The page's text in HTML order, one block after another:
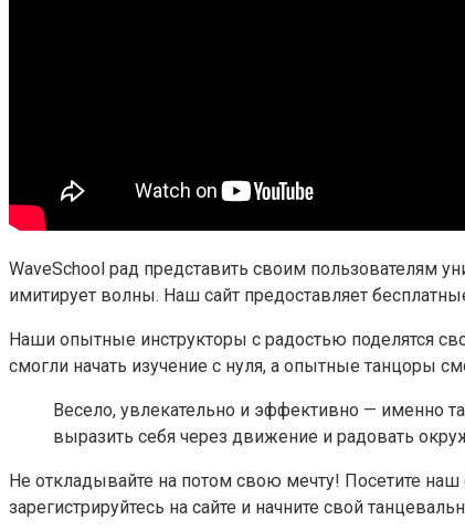
WaveSchool рад представить своим пользователям
имитирует волны. Наш сайт предоставляет
Наши опытные инструкторы с радостью поделятся
смогли начать изучение с нуля, а опытные танцоры
Весело, увлекательно и эффективно — именно
выразить себя через движение и радовать
Не откладывайте на потом свою мечту! Посетите
зарегистрируйтесь на сайте и начните свой